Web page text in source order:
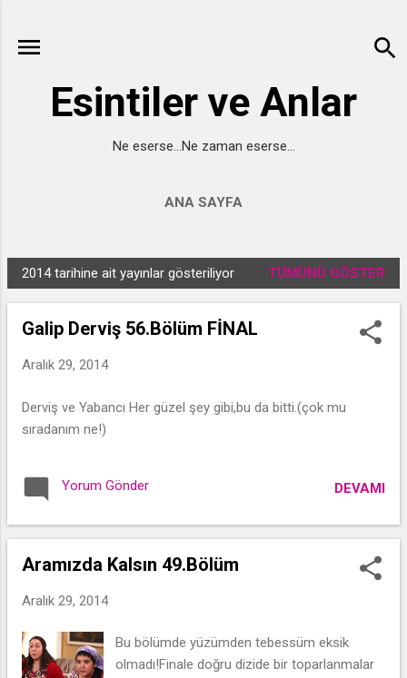
Esintiler ve Anlar
Ne eserse...Ne zaman eserse...
ANA SAYFA
K
a
2014 tarihine ait yayınlar gösteriliyor TÜMÜNÜ GÖSTER
Galip Derviş 56.Bölüm FİNAL
Aralık 29, 2014
Derviş ve Yabancı Her güzel şey gibi,bu da bitti.(çok mu
sıradanım ne!)
Yorum Gönder DEVAMI
Aramızda Kalsın 49.Bölüm
Aralık 29, 2014
Bu bölümde yüzümden tebessüm eksik
olmadı!Finale doğru dizide bir toparlanmalar